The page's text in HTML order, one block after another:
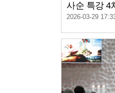
사순 특강 4
2026-03-29